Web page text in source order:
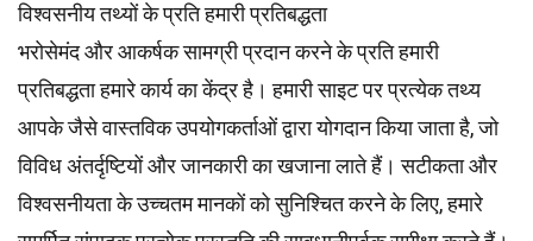
विश्वसनीय तथ्यों के प्रति हमारी प्रतिबद्धता
भरोसेमंद और आकर्षक सामग्री प्रदान करने के प्रति हमारी
प्रतिबद्धता हमारे कार्य का केंद्र है। हमारी साइट पर प्रत्येक तथ्य
आपके जैसे वास्तविक उपयोगकर्ताओं द्वारा योगदान किया जाता है, जो
विविध अंतर्दृष्टियों और जानकारी का खजाना लाते हैं। सटीकता और
विश्वसनीयता के उच्चतममानकोंको सुनिश्चित करने के लिए, हमारे